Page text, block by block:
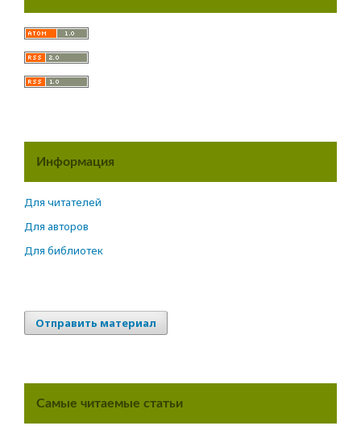
Информация
Для читателей
Для авторов
Для библиотек
Отправить материал
Самые читаемые статьи